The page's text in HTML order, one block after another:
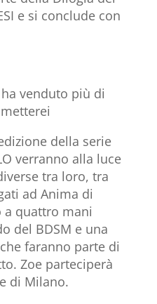
e si conclude con
venduto più di
della serie
verranno alla luce
tra loro, tra
ad Anima di
a quattro mani
del BDSM e una
faranno parte di
Zoe parteciperà
di Milano.